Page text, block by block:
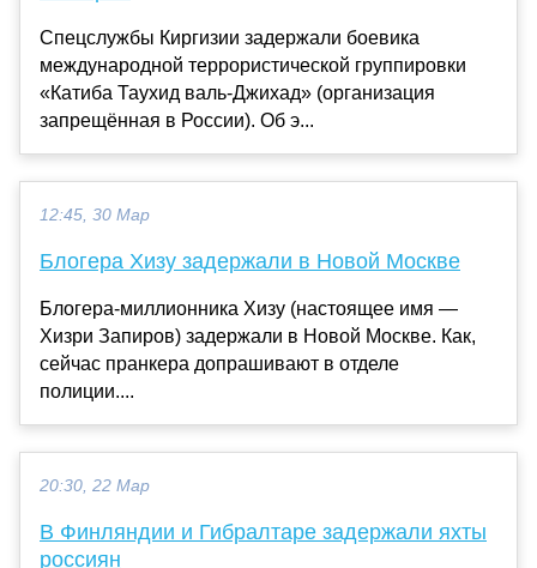
Спецслужбы Киргизии задержали боевика
международной террористической группировки
«Катиба Таухид валь-Джихад» (организация
запрещённая в России). Об э...
12:45, 30 Мар
Блогера Хизу задержали в Новой Москве
Блогера-миллионника Хизу (настоящее имя —
Хизри Запиров) задержали в Новой Москве. Как,
сейчас пранкера допрашивают в отделе
полиции....
20:30, 22 Мар
В Финляндии и Гибралтаре задержали яхты
россиян